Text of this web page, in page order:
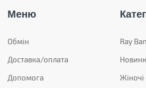
Меню
Обмін
Доставка/оплата
Допомога
Ray Ban